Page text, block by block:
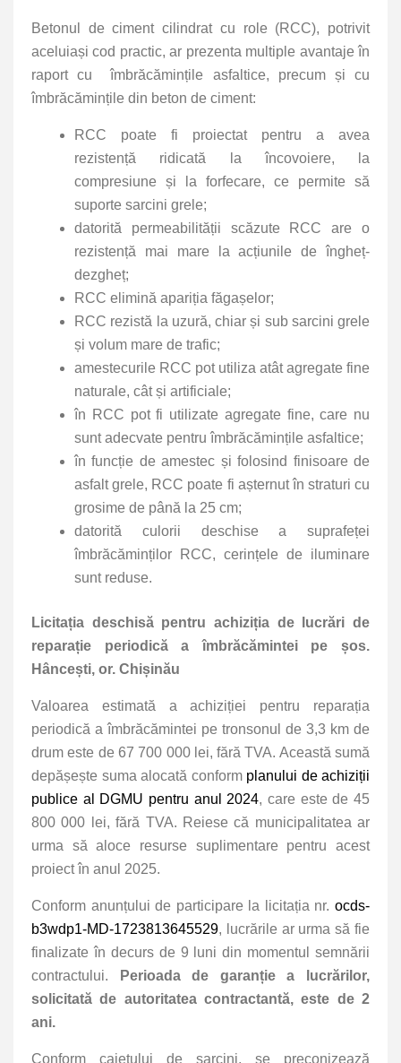
Betonul de ciment cilindrat cu role (RCC), potrivit
aceluiași cod practic, ar prezenta multiple avantaje în
raport cu îmbrăcămințile asfaltice, precum și cu
îmbrăcămințile din beton de ciment:
RCC poate fi proiectat pentru a avea
rezistență ridicată la încovoiere, la
compresiune și la forfecare, ce permite să
suporte sarcini grele;
datorită permeabilității scăzute RCC are o
rezistență mai mare la acțiunile de îngheț-
dezgheț;
RCC elimină apariția făgașelor;
RCC rezistă la uzură, chiar și sub sarcini grele
și volum mare de trafic;
amestecurile RCC pot utiliza atât agregate fine
naturale, cât și artificiale;
în RCC pot fi utilizate agregate fine, care nu
sunt adecvate pentru îmbrăcămințile asfaltice;
în funcție de amestec și folosind finisoare de
asfalt grele, RCC poate fi așternut în straturi cu
grosime de până la 25 cm;
datorită culorii deschise a suprafeței
îmbrăcăminților RCC, cerințele de iluminare
sunt reduse.
Licitația deschisă pentru achiziția de lucrări de
reparație periodică a îmbrăcămintei pe șos.
Hâncești, or. Chișinău
Valoarea estimată a achiziției pentru reparația
periodică a îmbrăcămintei pe tronsonul de 3,3 km de
drum este de 67 700 000 lei, fără TVA. Această sumă
depășește suma alocată conform planului de achiziții
publice al DGMU pentru anul 2024, care este de 45
800 000 lei, fără TVA. Reiese că municipalitatea ar
urma să aloce resurse suplimentare pentru acest
proiect în anul 2025.
Conform anunțului de participare la licitația nr. ocds-
b3wdp1-MD-1723813645529, lucrările ar urma să fie
finalizate în decurs de 9 luni din momentul semnării
contractului.
Perioada de garanție a lucrărilor,
solicitată de autoritatea contractantă, este de 2
ani.
Conform caietului de sarcini, se preconizează